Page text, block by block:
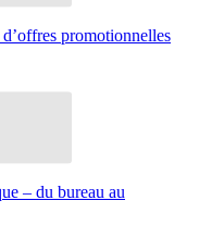
promotionnelles
– du bureau au